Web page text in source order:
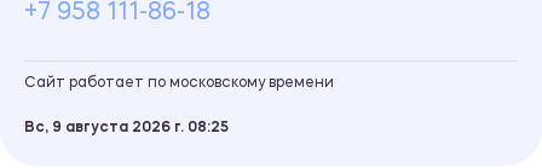
+7 958 111-86-18
Сайт работает по московскому времени
Вс, 9 августа 2026 г. 08 25